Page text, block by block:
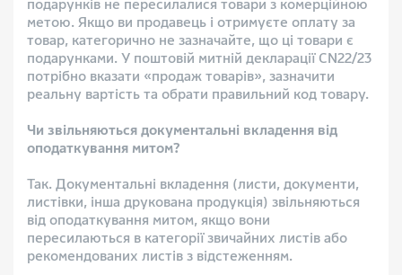
подарунків не пересилалися товари з комерційною
метою. Якщо ви продавець і отримуєте оплату за
товар, категорично не зазначайте, що ці товари є
подарунками. У поштовій митній декларації CN22/23
потрібно вказати «продаж товарів», зазначити
реальну вартість та обрати правильний код товару.
Чи звільняються документальні вкладення від
оподаткування митом?
Так. Документальні вкладення (листи, документи,
листівки, інша друкована продукція) звільняються
від оподаткування митом, якщо вони
пересилаються в категорії звичайних листів або
рекомендованих листів з відстеженням.